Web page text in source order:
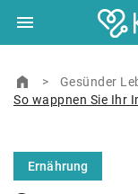
menu Navigation
ein-/
Muthgasse 2, 1190
home Zur Startseite
> Gesünder
So wappnen Sie Ihr
Ernährung